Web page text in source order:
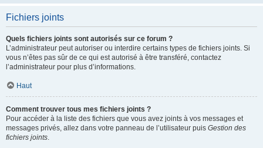
Fichiers joints
Quels fichiers joints sont autorisés sur ce forum ?
L’administrateur peut autoriser ou interdire certains types de fichiers joints. Si
vous n’êtes pas sûr de ce qui est autorisé à être transféré, contactez
l’administrateur pour plus d’informations.
Haut
Comment trouver tous mes fichiers joints ?
Pour accéder à la liste des fichiers que vous avez joints à vos messages et
messages privés, allez dans votre panneau de l’utilisateur puis Gestion des
fichiers joints.